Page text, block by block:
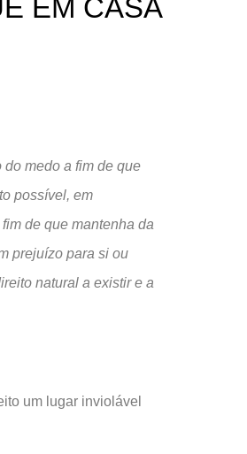
EM CASA
do medo a fim de que
possível, em
de que mantenha da
prejuízo para si ou
natural a existir e a
um lugar inviolável